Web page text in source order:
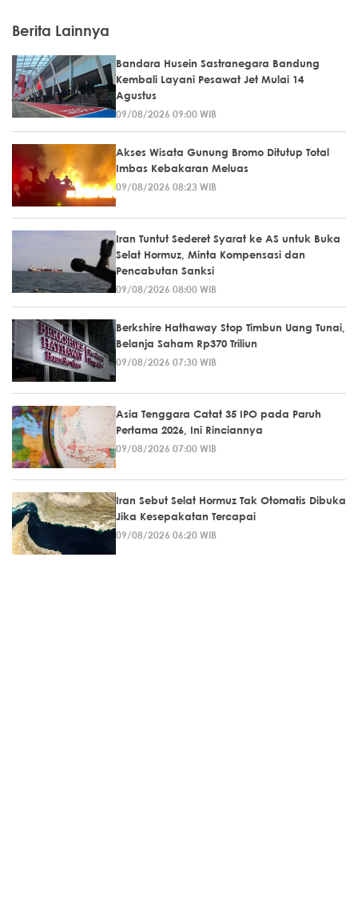
Berita Lainnya
Bandara Husein Sastranegara Bandung
Kembali Layani Pesawat Jet Mulai 14
Agustus
09/08/2026 09:00 WIB
Akses Wisata Gunung Bromo Ditutup Total
Imbas Kebakaran Meluas
09/08/2026 08:23 WIB
Iran Tuntut Sederet Syarat ke AS untuk Buka
Selat Hormuz, Minta Kompensasi dan
Pencabutan Sanksi
09/08/2026 08:00 WIB
Berkshire Hathaway Stop Timbun Uang Tunai,
Belanja Saham Rp370 Triliun
09/08/2026 07:30 WIB
Asia Tenggara Catat 35 IPO pada Paruh
Pertama 2026, Ini Rinciannya
09/08/2026 07:00 WIB
Iran Sebut Selat Hormuz Tak Otomatis Dibuka
Jika Kesepakatan Tercapai
09/08/2026 06:20 WIB